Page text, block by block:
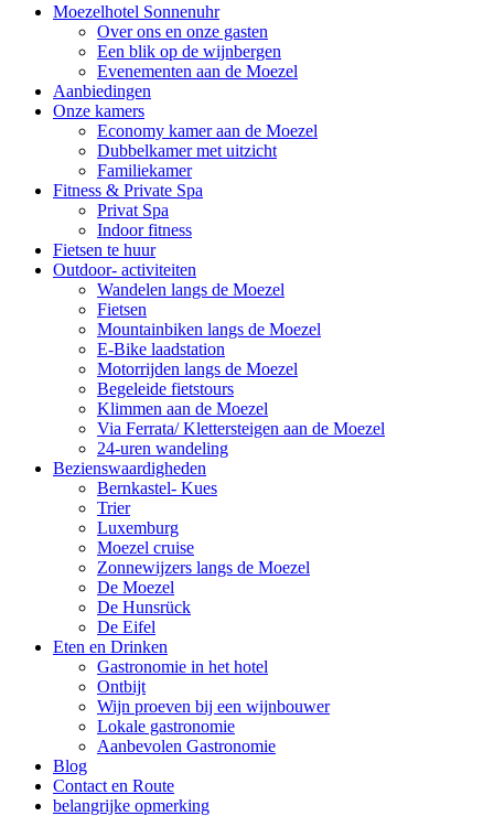
Moezelhotel Sonnenuhr
Over ons en onze gasten
Een blik op de wijnbergen
Evenementen aan de Moezel
Aanbiedingen
Onze kamers
Economy kamer aan de Moezel
Dubbelkamer met uitzicht
Familiekamer
Fitness & Private Spa
Privat Spa
Indoor fitness
Fietsen te huur
Outdoor- activiteiten
Wandelen langs de Moezel
Fietsen
Mountainbiken langs de Moezel
E-Bike laadstation
Motorrijden langs de Moezel
Begeleide fietstours
Klimmen aan de Moezel
Via Ferrata/ Klettersteigen aan de Moezel
24-uren wandeling
Bezienswaardigheden
Bernkastel- Kues
Trier
Luxemburg
Moezel cruise
Zonnewijzers langs de Moezel
De Moezel
De Hunsrück
De Eifel
Eten en Drinken
Gastronomie in het hotel
Ontbijt
Wijn proeven bij een wijnbouwer
Lokale gastronomie
Aanbevolen Gastronomie
Blog
Contact en Route
belangrijke opmerking